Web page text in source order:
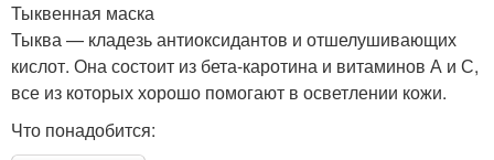
Тыквенная маска
Тыква — кладезь антиоксидантов и отшелушивающих
кислот. Она состоит из бета-каротина и витаминов А и С,
все из которых хорошо помогают в осветлении кожи.
Что понадобится: